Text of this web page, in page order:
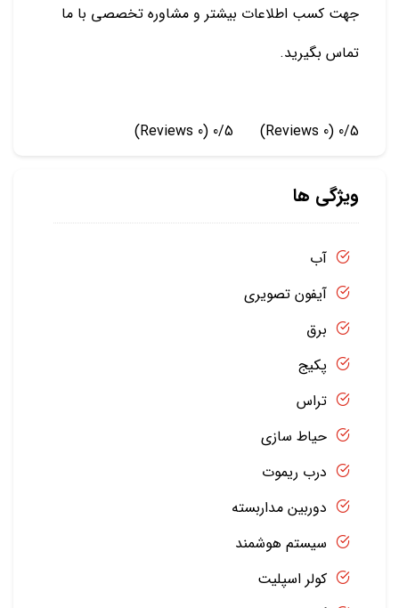
جهت کسب اطلاعات بیشتر و مشاوره تخصصی با ما
تماس بگیرید.
0/5
(0 Reviews)
0/5
(0 Reviews)
ویژگی ها
آب
آیفون تصویری
برق
پکیج
تراس
حیاط سازی
درب ریموت
دوربین مداربسته
سیستم هوشمند
کولر اسپلیت